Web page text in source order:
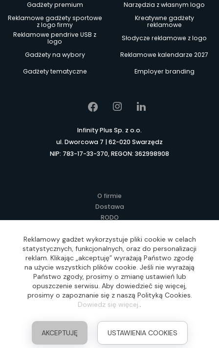
Gadżety premium
Narzędzia z własnym logo
Reklamowe gadżety sportowe
z logo firmy
Kreatywne gadżety
reklamowe
Reklamowe pendrive USB z
logo
Słodycze reklamowe z logo
Gadżety na wybory
Reklamowe kalendarze 2027
Gadżety tematyczne
Employer branding
Infinity Plus Sp. z o.o.
ul. Dworcowa 7 | 62-020 Swarzędz
NIP: 783-17-33-370, REGON: 362998908
O firmie
Dostawa
RODO
Regulamin
Lokalne Gadżety Reklamowe
Jak zamawiać?
Słownik pojęć
FAQ
Realizacja: Idea4Me.pl, Wszelkie prawa zastrzeżone
Reklamowy gadżet wykorzystuje pliki cookie w celach
statystycznych, funkcjonalnych, oraz do personalizacji
reklam. Klikając „akceptuję” wyrażają Państwo zgodę
na użycie wszystkich plików cookie. Jeśli nie wyrażają
Państwo zgody, prosimy o zmianę ustawień lub
opuszczenie serwisu. Aby dowiedzieć się więcej,
prosimy o zapoznanie się z naszą Polityką Cookies.
Dowiedz się więcej..
AKCEPTUJĘ USTAWIENIA COOKIES